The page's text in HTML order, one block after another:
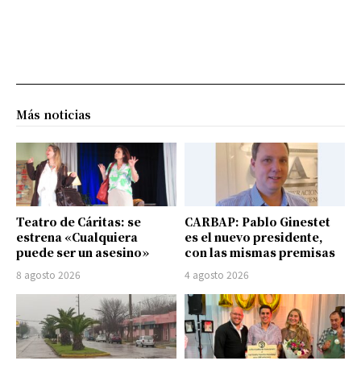
Más noticias
Teatro de Cáritas: se
estrena «Cualquiera
puede ser un asesino»
8 agosto 2026
CARBAP: Pablo Ginestet
es el nuevo presidente,
con las mismas premisas
4 agosto 2026